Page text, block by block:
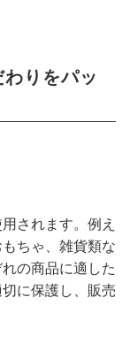
りをパッ
されます。例え
ちゃ、雑貨類な
の商品に適した
に保護し、販売